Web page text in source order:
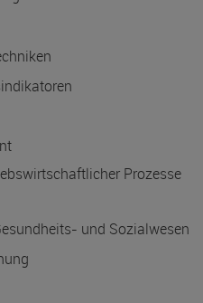
Prozesse
und Sozialwesen